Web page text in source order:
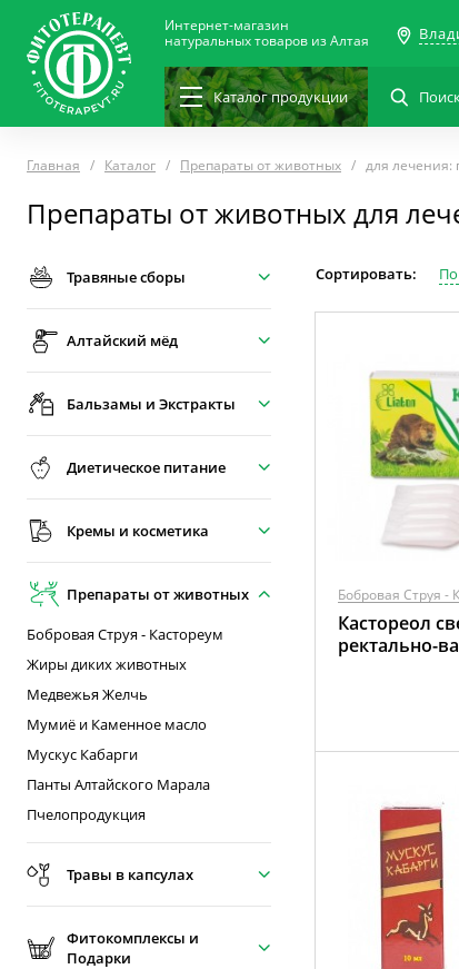
Интернет-магазин
натуральных товаров из Алтая
Каталогпродукции
Главная Каталог Препараты от животных для лечения:
Препараты от животных для
Травяные сборы
Алтайский мёд
Бальзамы и Экстракты
Диетическое питание
Кремы и косметика
Препараты от животных
Бобровая Струя - Кастореум
Жиры диких животных
Медвежья Желчь
Мумиё и Каменное масло
Мускус Кабарги
Панты Алтайского Марала
Пчелопродукция
Травы в капсулах
Фитокомплексы и
Подарки
Сортировать:
Бобровая Струя -
Кастореол
ректально-